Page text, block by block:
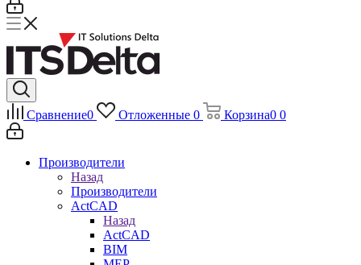
Сравнение0 Отложенные 0 Корзина0 0
Производители
Назад
Производители
ActCAD
Назад
ActCAD
BIM